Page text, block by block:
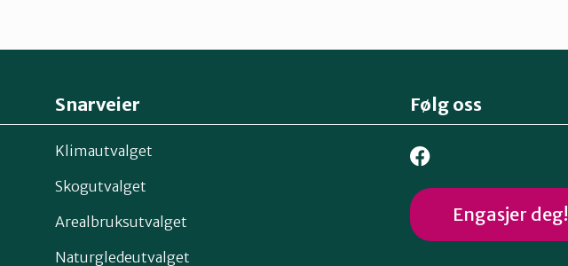
Snarveier
Klimautvalget
Skogutvalget
Arealbruksutvalget
Naturgledeutvalget
Følg oss
Engasjer deg!